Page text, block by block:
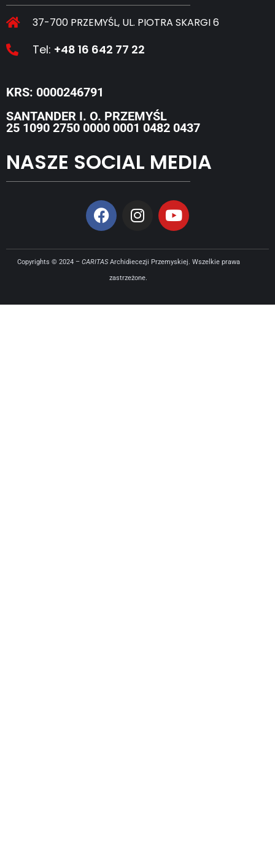
37-700 PRZEMYŚL, UL. PIOTRA SKARGI 6
Tel: +48 16 642 77 22
KRS: 0000246791
SANTANDER I. O. PRZEMYŚL
25 1090 2750 0000 0001 0482 0437
NASZE SOCIAL MEDIA
Copyrights © 2024 – CARITASArchidiecezji Przemyskiej. Wszelkie prawa
zastrzeżone.